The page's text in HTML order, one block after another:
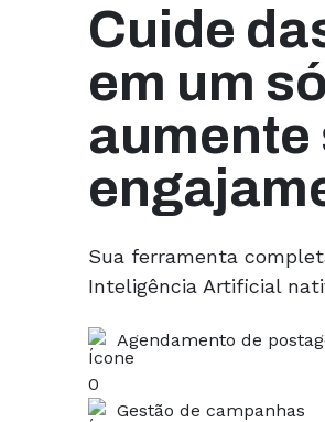
Cuide
em um
aumente
Sua ferramenta
Inteligência Artificial
Agendamento de
Gestão de campanhas